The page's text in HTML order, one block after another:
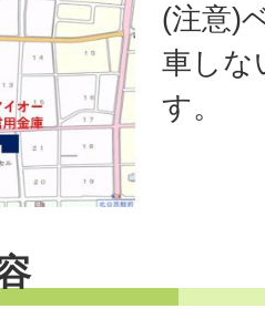
(注意)
車しな
す。